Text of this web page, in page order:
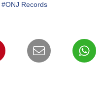
#ONJ Records